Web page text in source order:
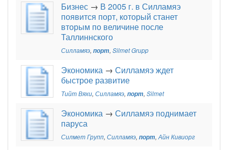
Бизнес → В 2005 г. в Силламяэ
появится порт, который станет
вторым по величине после
Таллиннского
Силламяэ, порт, Silmet Grupp
Экономика → Силламяэ ждет
быстрое развитие
Тийт Вяхи, Силламяэ, порт, Silmet
Экономика → Силламяэ поднимает
паруса
Силмет Групп, Силламяэ, порт,Айн Кивиорг